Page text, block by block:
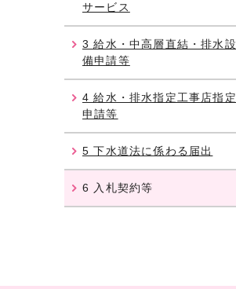
サービス
3 給水・中高層直結・排水設
備申請等
4 給水・排水指定工事店指定
申請等
5 下水道法に係わる届出
6 入札契約等